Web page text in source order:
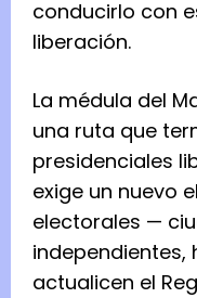
conducirlo con
liberación.
La médula del
una ruta que
presidenciales
exige un nuevo
electorales —
actualicen el